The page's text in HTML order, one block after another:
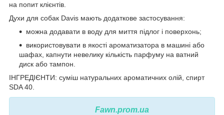
на попит клієнтів.
Духи для собак Davis мають додаткове застосування:
можна додавати в воду для миття підлог і поверхонь;
використовувати в якості ароматизатора в машині або
шафах, капнути невелику кількість парфуму на ватний
диск або тампон.
ІНГРЕДІЄНТИ: суміш натуральних ароматичних олій, спирт
SDA 40.
Fawn.prom.ua